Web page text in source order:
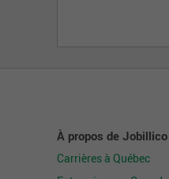
À propos de Jobillico
Carrières à Québec